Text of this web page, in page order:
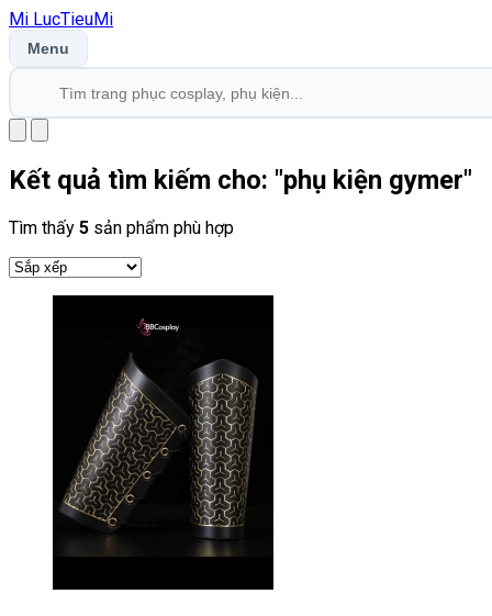
Mi LucTieuMi
Menu
Kết quả tìm kiếm cho: "phụ kiện gymer"
Tìm thấy 5 sản phẩm phù hợp